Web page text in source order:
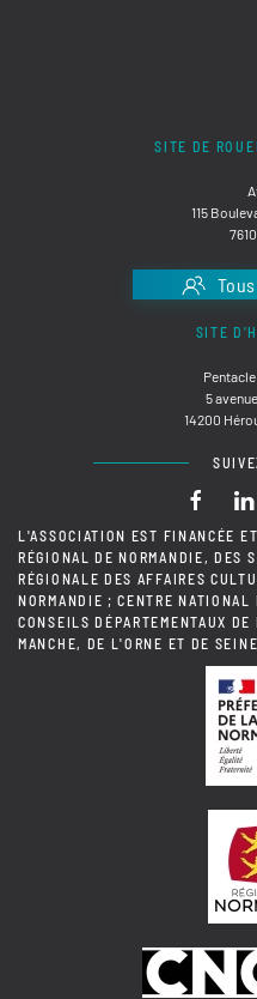
SITE DE
115
SITE
5
14200
L'ASSOCIATION EST FINANCÉE
RÉGIONAL DE NORMANDIE, DES
RÉGIONALE DES AFFAIRES
NORMANDIE ; CENTRE
CONSEILS DÉPARTEMENTAUX
MANCHE, DE L'ORNE ET DE